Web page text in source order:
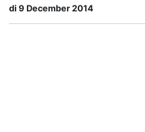
di 9 December 2014